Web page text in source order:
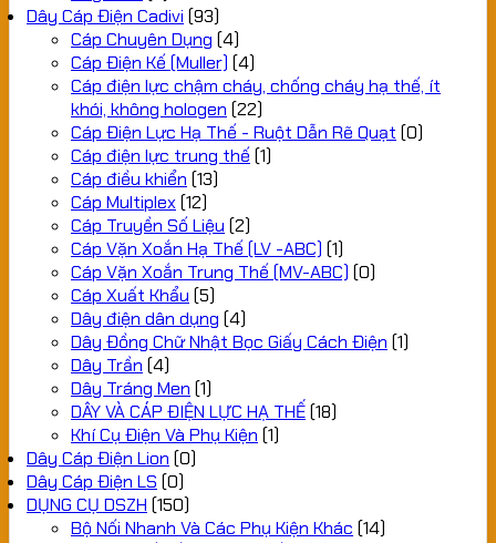
Dây Cáp Điện Cadivi (93)
Cáp Chuyên Dụng (4)
Cáp Điện Kế (Muller) (4)
Cáp điện lực chậm cháy, chống cháy hạ thế, ít
khói, không hologen (22)
Cáp Điện Lực Hạ Thế - Ruột Dẫn Rẽ Quạt (0)
Cáp điện lực trung thế (1)
Cáp điều khiển (13)
Cáp Multiplex(12)
Cáp Truyền Số Liệu (2)
Cáp Vặn Xoắn Hạ Thế (LV -ABC) (1)
Cáp Vặn Xoắn Trung Thế (MV-ABC) (0)
Cáp Xuất Khẩu (5)
Dây điện dân dụng (4)
Dây Đồng Chữ Nhật Bọc Giấy Cách Điện (1)
Dây Trần (4)
Dây Tráng Men (1)
DÂY VÀ CÁP ĐIỆN LỰC HẠ THẾ(18)
Khí Cụ Điện Và Phụ Kiện (1)
Dây Cáp Điện Lion (0)
Dây Cáp Điện LS (0)
DỤNG CỤ DSZH (150)
Bộ Nối Nhanh Và Các Phụ Kiện Khác (14)